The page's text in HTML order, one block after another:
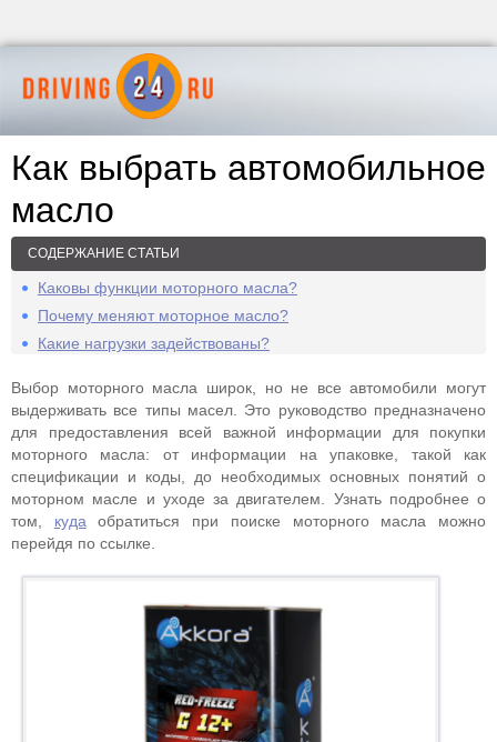
Как выбрать автомобильное
масло
СОДЕРЖАНИЕ СТАТЬИ
Каковы функции моторного масла?
Почему меняют моторное масло?
Какие нагрузки задействованы?
Выбор моторного масла широк, но не все автомобили могут
выдерживать все типы масел. Это руководство предназначено
для предоставления всей важной информации для покупки
моторного масла: от информации на упаковке, такой как
спецификации и коды, до необходимых основных понятий о
моторном масле и уходе за двигателем. Узнать подробнее о
том, куда обратиться при поиске моторного масла можно
перейдя по ссылке.